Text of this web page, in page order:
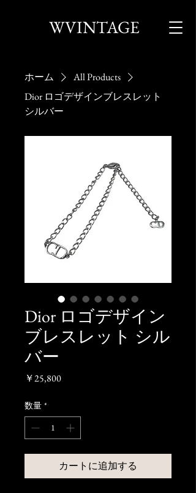
WVINTAGE
ホーム
All Products
Dior ロゴデザインブレスレット
シルバー
Dior ロゴデザイン
ブレスレット シル
バー
￥25,800価
数量 *
カートに追加する